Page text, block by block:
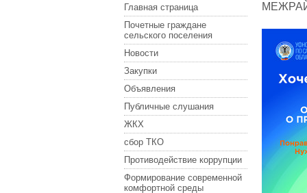
Главная страница
Почетные граждане
сельского поселения
Новости
Закупки
Объявления
Публичные слушания
ЖКХ
сбор ТКО
Противодействие коррупции
Формирование современной
комфортной среды